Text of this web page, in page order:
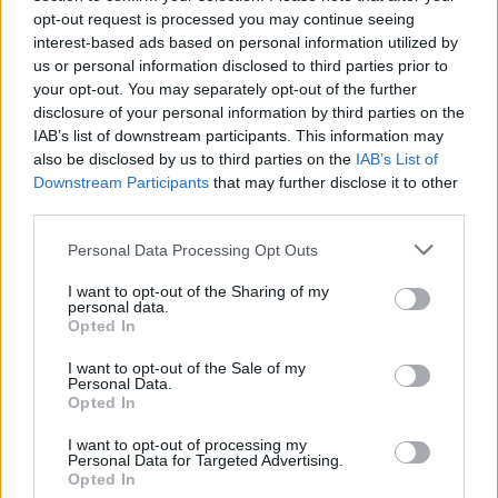
opt-out request is processed you may continue seeing
interest-based ads based on personal information utilized by
us or personal information disclosed to third parties prior to
your opt-out. You may separately opt-out of the further
disclosure of your personal information by third parties on the
IAB’s list of downstream participants. This information may
also be disclosed by us to third parties on the IAB’s List of
Downstream Participants that may further disclose it to other
Personal Data Processing Opt Outs
I want to opt-out of the Sharing of my
personal data.
Opted In
I want to opt-out of the Sale of my
Personal Data.
Opted In
I want to opt-out of processing my
Personal Data for Targeted Advertising.
Opted In
ΚΕΝΥΑ:ΗΤζόισλιν Τζεπγκοσγκέι, που ήταν δεύτερη στο
μαραθώνιο στο Λονδίνο και η οποία ήταν νικήτρια το
2021, πήρε προαγωγή στο βαθμό της λοχία στην
ένοπλες δυνάμεις της Κένυας.
ΝΑΪΡΟΜΠΙ:ΟΦέρντιναντ Ομανιάλαζήτησε την
προτροπή μου προς την κυβέρνηση είναι να μειώσει το
κόστος πρόσβασης σε εγκαταστάσεις προπόνησης ή
μάλλον να το κάνει δωρεάν και να αφήσει τους
επόμενα αστέρια».
Εν τω μεταξύ ο Κενυάτης σπρίντερ ήταν ένας από τους
επτά αθλητές της πατρίδας του που πήρε από την
Ολυμπιακή Επιτροπή της Κένυας υποτροφία. Θα